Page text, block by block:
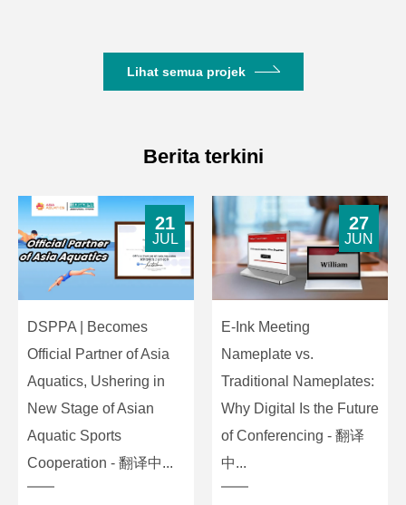
Lihat semua projek
Berita terkini
DSPPA | Becomes
Official Partner of Asia
Aquatics, Ushering in
New Stage of Asian
Aquatic Sports
Cooperation - 翻译中...
21
JUL
E-Ink Meeting
Nameplate vs.
Traditional Nameplates:
Why Digital Is the Future
of Conferencing - 翻译
中...
27
JUN